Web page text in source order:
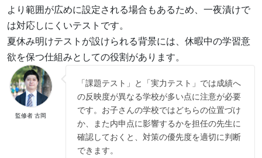
より範囲が広めに設定される場合もあるため、一夜漬けで
は対応しにくいテストです。
夏休み明けテストが設けられる背景には、休暇中の学習意
欲を保つ仕組みとしての役割があります。
監修者 古岡
「課題テスト」と「実力テスト」では成績へ
の反映度が異なる学校が多い点に注意が必要
です。お子さんの学校ではどちらの位置づけ
か、また内申点に影響するかを担任の先生に
確認しておくと、対策の優先度を適切に判断
できます。